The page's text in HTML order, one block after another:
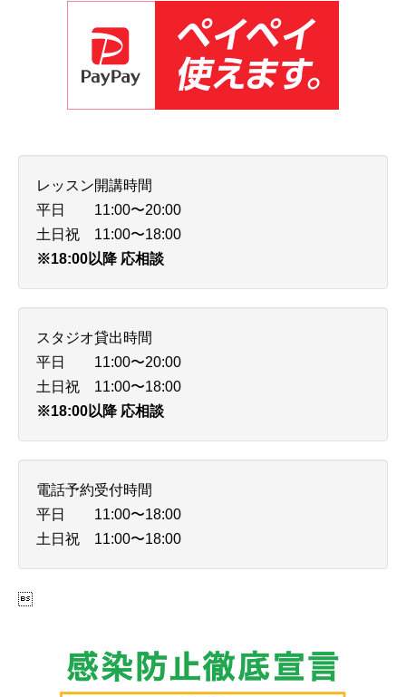
レッスン開講時間
平日 11:00〜20:00
土日祝 11:00〜18:00
※18:00以降 応相談
スタジオ貸出時間
平日 11:00〜20:00
土日祝 11:00〜18:00
※18:00以降 応相談
電話予約受付時間
平日 11:00〜18:00
土日祝 11:00〜18:00
